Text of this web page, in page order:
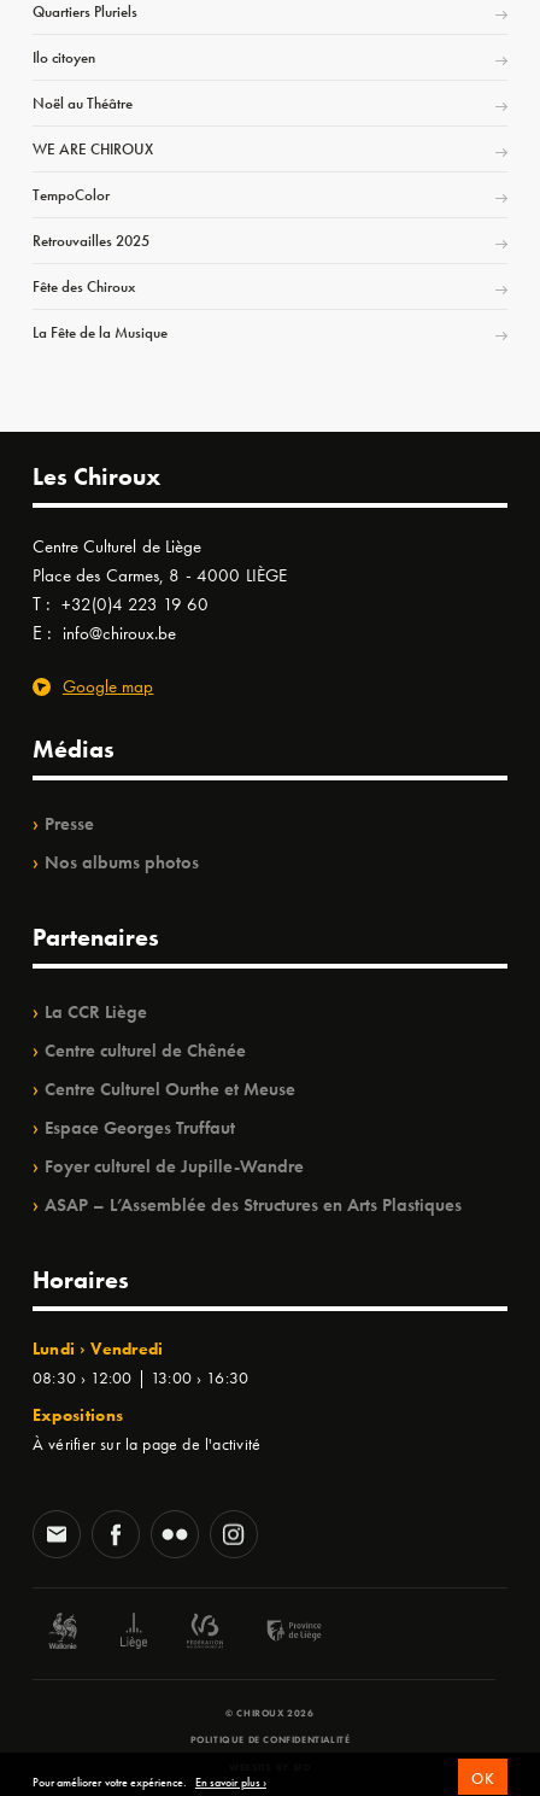
Quartiers Pluriels
Ilo citoyen
Noël au Théâtre
WE ARE CHIROUX
TempoColor
Retrouvailles 2025
Fête des Chiroux
La Fête de la Musique
Les Chiroux
Centre Culturel de Liège
Place des Carmes, 8 - 4000 LIÈGE
T : +32(0)4 223 19 60
E : info@chiroux.be
Google map
Médias
Presse
Nos albums photos
Partenaires
La CCR Liège
Centre culturel de Chênée
Centre Culturel Ourthe et Meuse
Espace Georges Truffaut
Foyer culturel de Jupille-Wandre
ASAP – L’Assemblée des Structures en Arts Plastiques
Horaires
Lundi › Vendredi
08:30 › 12:00 | 13:00 › 16:30
Expositions
À vérifier sur la page de l'activité
© CHIROUX 2026
POLITIQUE DE CONFIDENTIALITÉ
Pour améliorer votre expérience. En savoir plus › OK